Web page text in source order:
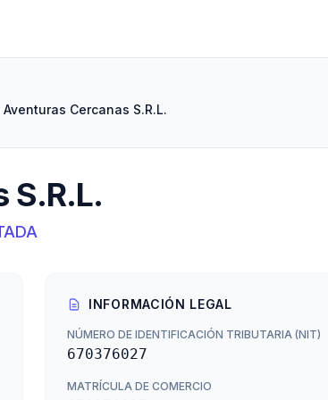
Aventuras Cercanas S.R.L.
S.R.L.
INFORMACIÓN LEGAL
NÚMERO DE IDENTIFICACIÓN TRIBUTARIA (NIT)
670376027
MATRÍCULA DE COMERCIO